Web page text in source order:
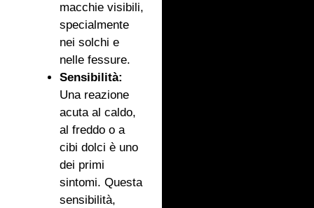
macchie visibili,
specialmente
nei solchi e
nelle fessure.
Sensibilità:
Una reazione
acuta al caldo,
al freddo o a
cibi dolci è uno
dei primi
sintomi. Questa
sensibilità,